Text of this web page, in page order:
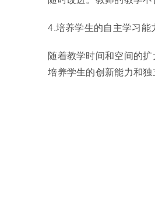
4.培养学生的自主学习能
随着教学时间和空间的
培养学生的创新能力和独